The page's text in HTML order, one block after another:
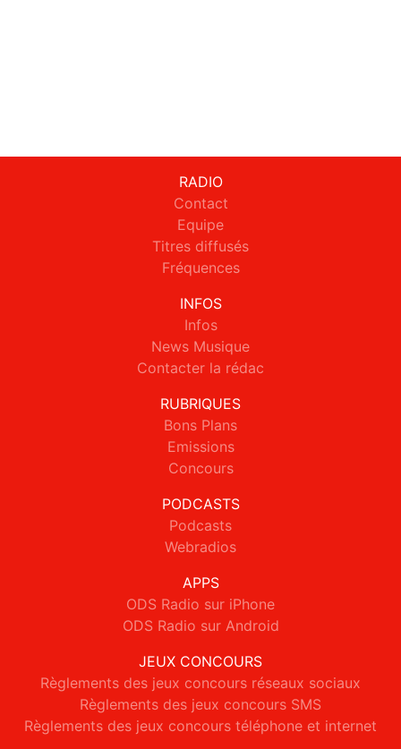
RADIO
Contact
Equipe
Titres diffusés
Fréquences
INFOS
Infos
News Musique
Contacter la rédac
RUBRIQUES
Bons Plans
Emissions
Concours
PODCASTS
Podcasts
Webradios
APPS
ODS Radio sur iPhone
ODS Radio sur Android
JEUX CONCOURS
Règlements des jeux concours réseaux sociaux
Règlements des jeux concours SMS
Règlements des jeux concours téléphone et internet